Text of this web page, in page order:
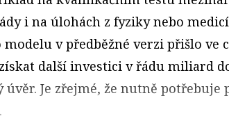
i na úlohách z fyziky nebo
v předběžné verzi přišlo ve
další investici v řádu miliard
Je zřejmé, že nutně potřebuje